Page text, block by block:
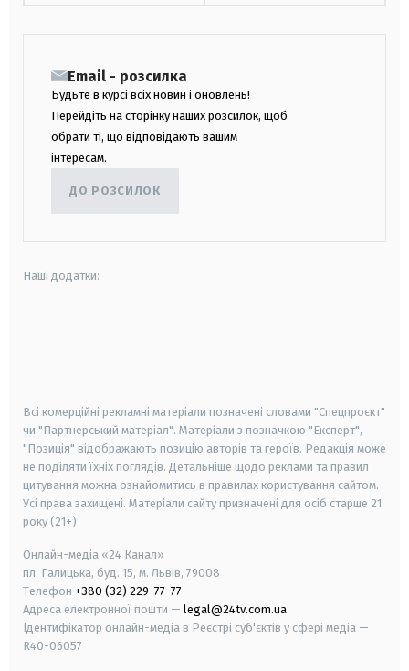
Email - розсилка
Будьте в курсі всіх новин і оновлень!
Перейдіть на сторінку наших розсилок, щоб
обрати ті, що відповідають вашим
інтересам.
ДО РОЗСИЛОК
Наші додатки:
Всі комерційні рекламні матеріали позначені словами "Спецпроєкт"
чи "Партнерський матеріал". Матеріали з позначкою "Експерт",
"Позиція" відображають позицію авторів та героїв. Редакція може
не поділяти їхніх поглядів. Детальніше щодо реклами та правил
цитування можна ознайомитись в правилах користування сайтом.
Усі права захищені. Матеріали сайту призначені для осіб старше 21
року (21+)
Онлайн-медіа «24 Канал»
пл. Галицька, буд. 15, м. Львів, 79008
Телефон +380 (32) 229-77-77
Адреса електронної пошти — legal@24tv.com.ua
Ідентифікатор онлайн-медіа в Реєстрі суб'єктів у сфері медіа —
R40-06057